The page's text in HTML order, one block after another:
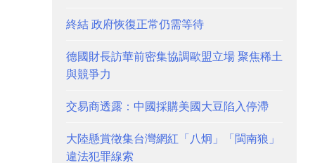
終結 政府恢復正常仍需等待
德國財長訪華前密集協調歐盟立場 聚焦稀土
與競爭力
交易商透露：中國採購美國大豆陷入停滯
大陸懸賞徵集台灣網紅「八炯」「閩南狼」
違法犯罪線索